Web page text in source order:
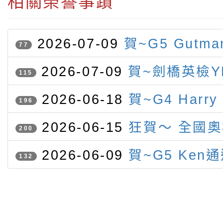
77 2026-07-09 賀~G5
競賽 榮獲字音字形第二名
115 2026-07-09 賀~劍橋英檢
認證 表現優異（滿盾牌）名單
196 2026-06-18 賀~G4 Harry
Gutmann參加IMC榮獲一銀一
灣參賽
200 2026-06-15 狂賀～ 全國
競賽 本校學生勇奪三金三銀一
132 2026-06-09 賀~G5 Ken